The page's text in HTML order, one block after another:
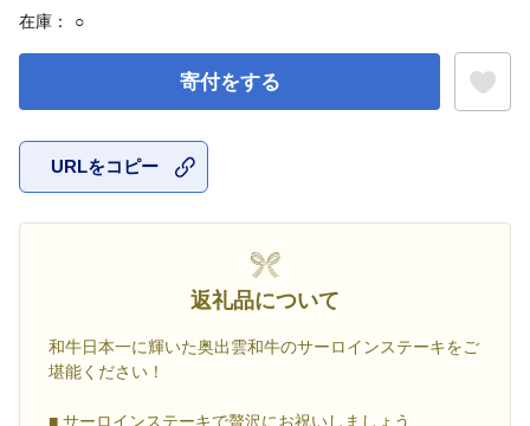
在庫： ○
寄付をする
URLをコピー
返礼品について
和牛日本一に輝いた奥出雲和牛のサーロインステーキをご
堪能ください！
■ サーロインステーキで贅沢にお祝いしましょう